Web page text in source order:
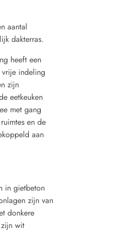
aantal
dakterras.
heeft een
indeling
zijn
eetkeuken
met gang
en de
aan
in gietbeton
zijn van
donkere
wit